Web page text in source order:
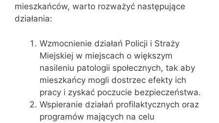
mieszkańców, warto rozważyć następujące
działania:
Wzmocnienie działań Policji i Straży
Miejskiej w miejscach o większym
nasileniu patologii społecznych, tak aby
mieszkańcy mogli dostrzec efekty ich
pracy i zyskać poczucie bezpieczeństwa.
Wspieranie działań profilaktycznych oraz
programów mających na celu